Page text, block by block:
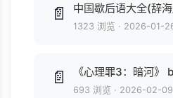
📄 中国歇后语大全(辞
1323 浏览 · 2026-01-
📄 《心理罪3：暗河》
693 浏览 · 2026-02-09